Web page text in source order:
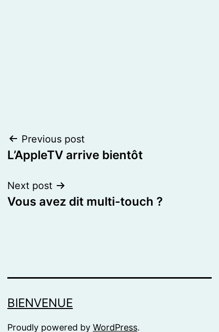
Post
navigation
Previous post
L’AppleTV arrive bientôt
Next post
Vous avez dit multi-touch ?
BIENVENUE
Proudly powered by WordPress.